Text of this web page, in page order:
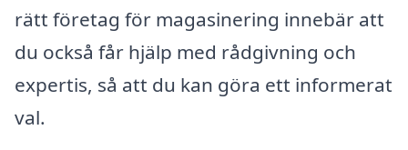
rätt företag för magasinering innebär att
du också får hjälp med rådgivning och
expertis, så att du kan göra ett informerat
val.